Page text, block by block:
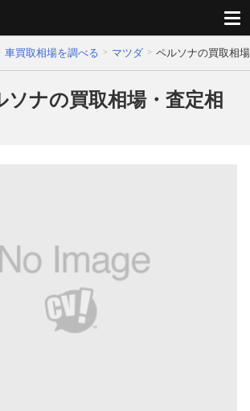
車買取相場を調べる マツダ ペルソナの買取相
ソナの買取相場・査定相